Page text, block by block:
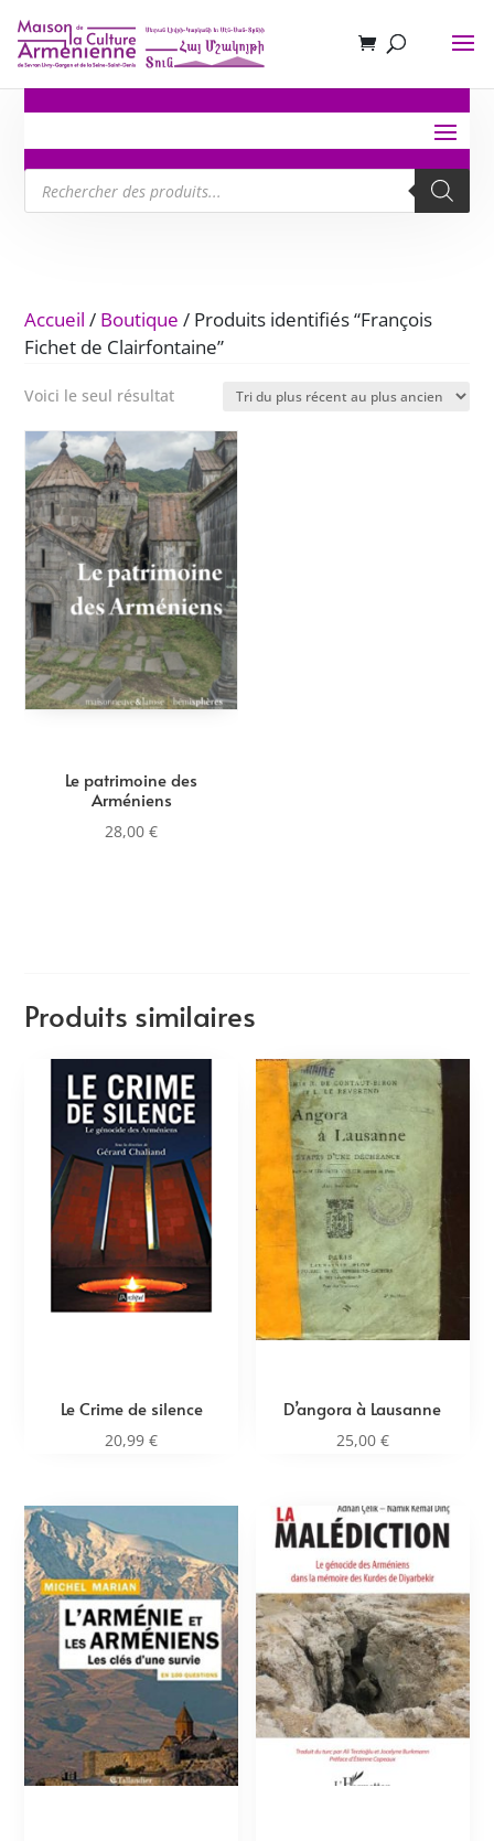
Recherche
de
produits
Accueil / Boutique / Produits identifiés “François
Fichet de Clairfontaine”
Voici le seul résultat
Le patrimoine des
Arméniens
28,00€
Produits similaires
Le Crime de silence
20,99€
D’angora à Lausanne
25,00 €